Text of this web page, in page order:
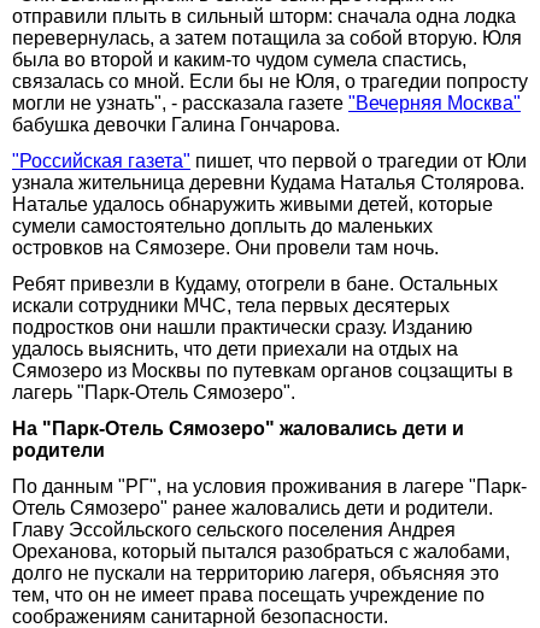
отправили плыть в сильный шторм: сначала одна лодка
перевернулась, а затем потащила за собой вторую. Юля
была во второй и каким-то чудом сумела спастись,
связалась со мной. Если бы не Юля, о трагедии попросту
могли не узнать", - рассказала газете "Вечерняя Москва"
бабушка девочки Галина Гончарова.
"Российская газета" пишет, что первой о трагедии от Юли
узнала жительница деревни Кудама Наталья Столярова.
Наталье удалось обнаружить живыми детей, которые
сумели самостоятельно доплыть до маленьких
островков на Сямозере. Они провели там ночь.
Ребят привезли в Кудаму, отогрели в бане. Остальных
искали сотрудники МЧС, тела первых десятерых
подростков они нашли практически сразу. Изданию
удалось выяснить, что дети приехали на отдых на
Сямозеро из Москвы по путевкам органов соцзащиты в
лагерь "Парк-Отель Сямозеро".
На "Парк-Отель Сямозеро" жаловались дети и
родители
По данным "РГ", на условия проживания в лагере "Парк-
Отель Сямозеро" ранее жаловались дети и родители.
Главу Эссойльского сельского поселения Андрея
Ореханова, который пытался разобраться с жалобами,
долго не пускали на территорию лагеря, объясняя это
тем, что он не имеет права посещать учреждение по
соображениям санитарной безопасности.